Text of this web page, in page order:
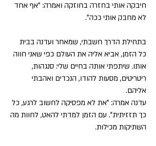
חיבקה אותי בחזרה בחוזקה ואמרה: ״אף אחד
לא מחבק אותי ככה״.
בתחילת הדרך חשבתי, שמאחר ועדנה בבית
כל הזמן, אביא אליה את העולם כפי שאני חווה
אותו. שיתפתי אותה בחיים שלי: סנגהות,
ריטריטים, מסעות להודו, הנכדים ואהבתי
אליהם.
עדנה אמרה: ״את לא מפסיקה לחשוב לרגע, כל
כך תזזיתית״. עם הזמן למדתי להאט, לחוות מה
השתיקות מכילות.